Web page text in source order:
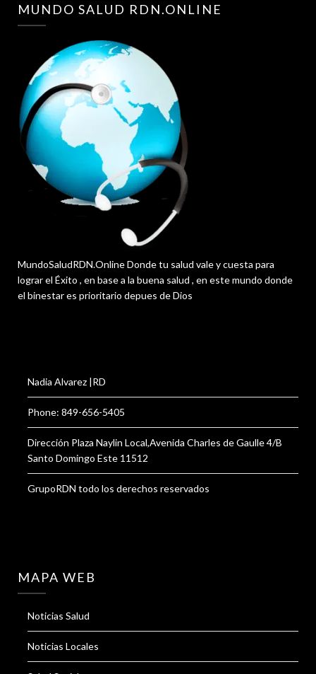
MUNDO SALUD RDN.ONLINE
MundoSaludRDN.Online Donde tu salud vale y cuesta para
lograr el Éxito , en base a la buena salud , en este mundo donde
el binestar es prioritario depues de Dios
Nadia Alvarez |RD
Phone: 849-656-5405
Dirección Plaza Naylin Local,Avenida Charles de Gaulle 4/B
Santo Domingo Este 11512
GrupoRDN todo los derechos reservados
MAPA WEB
Noticias Salud
Noticias Locales